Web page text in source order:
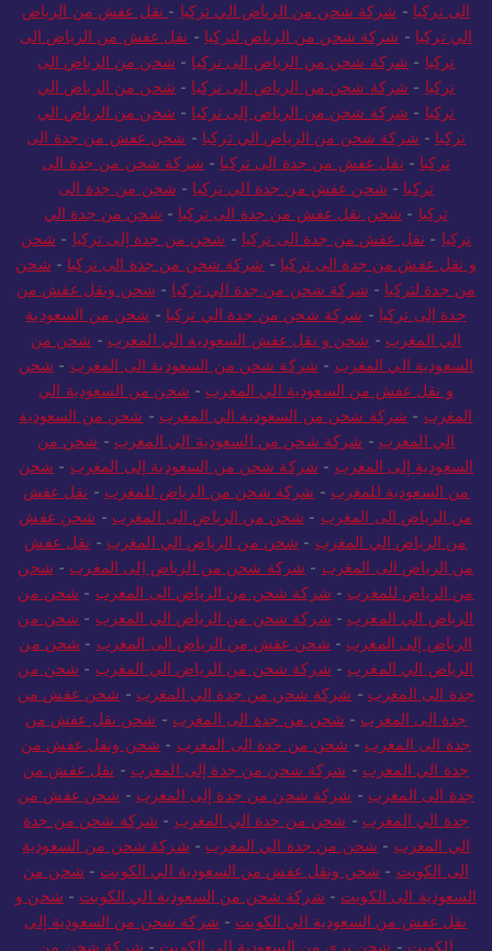
الى تركيا - شركة شحن من الرياض الي تركيا - نقل عفش من الرياض
الي تركيا - شركة شحن من الرياض لتركيا - نقل عفش من الرياض الى
تركيا - شركة شحن من الرياض الى تركيا - شحن من الرياض الى
تركيا - شركة شحن من الرياض الى تركيا - شحن من الرياض الي
تركيا - شركة شحن من الرياض إلى تركيا - شحن من الرياض الي
تركيا - شركة شحن من الرياض الي تركيا - شحن عفش من جدة الى
تركيا - نقل عفش من جدة الى تركيا - شركة شحن من جدة الى
تركيا - شحن عفش من جدة الي تركيا - شحن من جدة الى
تركيا - شحن نقل عفش من جدة الى تركيا - شحن من جدة الي
تركيا - نقل عفش من جدة الى تركيا - شحن من جدة إلى تركيا - شحن
و نقل عفش من جدة الى تركيا - شركة شحن من جدة الى تركيا - شحن
من جدة لتركيا - شركة شحن من جدة الي تركيا - شحن ونقل عفش من
جدة إلى تركيا - شركة شحن من جدة الي تركيا - شحن من السعودية
الي المغرب - شحن و نقل عفش السعودية الي المغرب - شحن من
السعودية الي المغرب - شركة شحن من السعودية الى المغرب - شحن
و نقل عفش من السعودية الي المغرب - شحن من السعودية الي
المغرب - شركة شحن من السعودية الي المغرب - شحن من السعودية
الي المغرب - شركة شحن من السعودية الي المغرب - شحن من
السعودية إلى المغرب - شركة شحن من السعودية إلى المغرب - شحن
من السعودية للمغرب - شركة شحن من الرياض للمغرب - نقل عفش
من الرياض الى المغرب - شحن من الرياض الى المغرب - شحن عفش
من الرياض الي المغرب - شحن من الرياض الي المغرب - نقل عفش
من الرياض الى المغرب - شركة شحن من الرياض إلى المغرب - شحن
من الرياض للمغرب - شركة شحن من الرياض الى المغرب - شحن من
الرياض الي المغرب - شركة شحن من الرياض الي المغرب - شحن من
الرياض إلى المغرب - شحن عفش من الرياض الى المغرب - شحن من
الرياض الي المغرب - شركة شحن من الرياض الي المغرب - شحن من
جدة الى المغرب - شركة شحن من جدة الي المغرب - شحن عفش من
جدة الى المغرب - شحن من جدة الى المغرب - شحن نقل عفش من
جدة الى المغرب - شحن من جدة الى المغرب - شحن ونقل عفش من
جدة الي المغرب - شركة شحن من جدة إلى المغرب - نقل عفش من
جدة الى المغرب - شركة شحن من جدة إلى المغرب - شحن عفش من
جدة الي المغرب - شحن من جدة الي المغرب - شركة شحن من جدة
الي المغرب - شحن من جدة الي المغرب - شركة شحن من السعودية
الى الكويت - شحن ونقل عفش من السعودية الي الكويت - شحن من
السعودية الى الكويت - شركة شحن من السعودية الي الكويت - شحن و
نقل عفش من السعودية الي الكويت - شركة شحن من السعودية إلى
الكويت - شحن بري من السعودية إلى الكويت - شركة شحن من